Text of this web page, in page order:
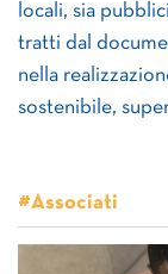
locali, sia
tratti dal
nella
sostenibile,
#Associati